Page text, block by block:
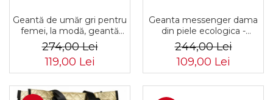
Geantă de umăr gri pentru
femei, la modă, geantă
mică urbană cu fermoar,
piele ecologică - Peterson
PTR-PTN MX02-P-7700
274,00 Lei
119,00 Lei
Geanta messenger dama
din piele ecologica -
Rovicky PTR-R-TOR-ALE-
2-3776 SIL
244,00 Lei
109,00 Lei